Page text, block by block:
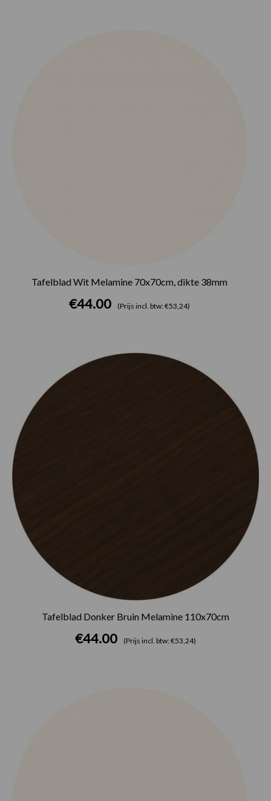
Tafelblad Wit Melamine 70x70cm, dikte 38mm
€44.00 (Prijs incl. btw: €53,24)
Tafelblad Donker Bruin Melamine 110x70cm
€44.00 (Prijs incl. btw: €53,24)